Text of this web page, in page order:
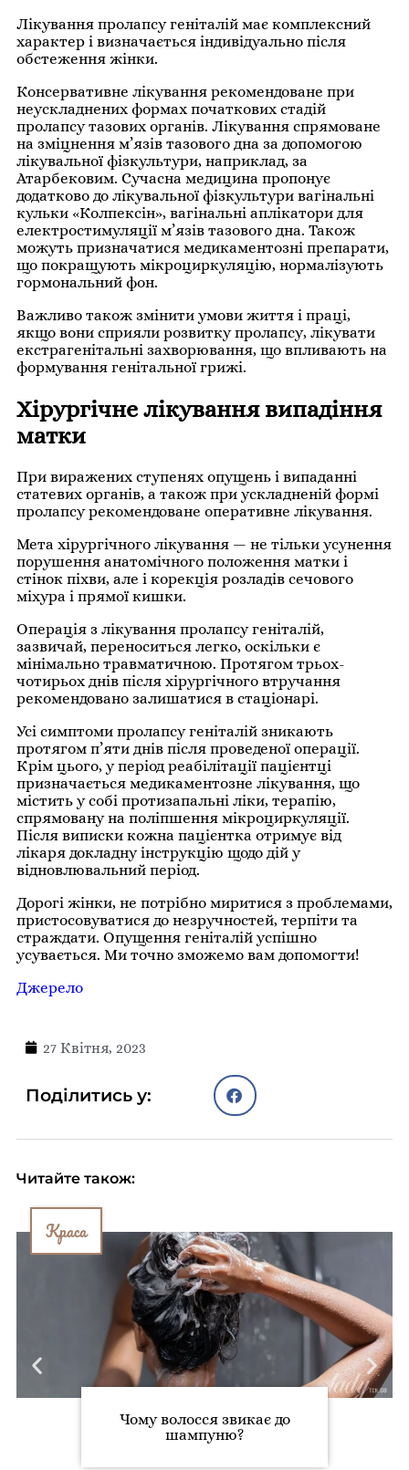
Лікування пролапсу геніталій має комплексний
характер і визначається індивідуально після
обстеження жінки.
Консервативне лікування рекомендоване при
неускладнених формах початкових стадій
пролапсу тазових органів. Лікування спрямоване
на зміцнення м’язів тазового дна за допомогою
лікувальної фізкультури, наприклад, за
Атарбековим. Сучасна медицина пропонує
додатково до лікувальної фізкультури вагінальні
кульки «Колпексін», вагінальні аплікатори для
електростимуляції м’язів тазового дна. Також
можуть призначатися медикаментозні препарати,
що покращують мікроциркуляцію, нормалізують
гормональний фон.
Важливо також змінити умови життя і праці,
якщо вони сприяли розвитку пролапсу, лікувати
екстрагенітальні захворювання, що впливають на
формування генітальної грижі.
Хірургічне лікування випадіння
матки
При виражених ступенях опущень і випаданні
статевих органів, а також при ускладненій формі
пролапсу рекомендоване оперативне лікування.
Мета хірургічного лікування — не тільки усунення
порушення анатомічного положення матки і
стінок піхви, але і корекція розладів сечового
міхура і прямої кишки.
Операція з лікування пролапсу геніталій,
зазвичай, переноситься легко, оскільки є
мінімально травматичною. Протягом трьох-
чотирьох днів після хірургічного втручання
рекомендовано залишатися в стаціонарі.
Усі симптоми пролапсу геніталій зникають
протягом п’яти днів після проведеної операції.
Крім цього, у період реабілітації пацієнтці
призначається медикаментозне лікування, що
містить у собі протизапальні ліки, терапію,
спрямовану на поліпшення мікроциркуляції.
Після виписки кожна пацієнтка отримує від
лікаря докладну інструкцію щодо дій у
відновлювальний період.
Дорогі жінки, не потрібно миритися з проблемами,
пристосовуватися до незручностей, терпіти та
страждати. Опущення геніталій успішно
усувається. Ми точно зможемо вам допомогти!
Джерело
27 Квітня, 2023
Поділитись у:
Читайте також:
Краса
Чому волосся звикає до
шампуню?